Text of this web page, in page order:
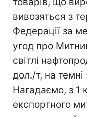
вивозяться з
Федерації за
угод про
світлі
дол./т, на темні
Нагадаємо, з 1
експортного